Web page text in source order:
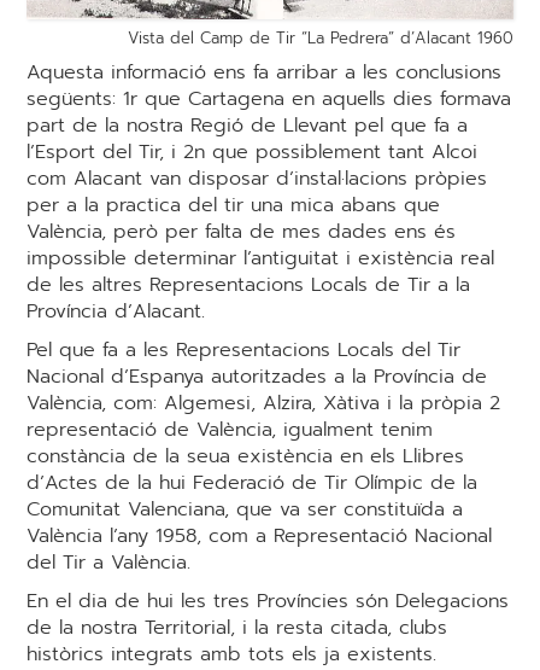
Vista del Camp de Tir “La Pedrera” d’Alacant 1960
Aquesta informació ens fa arribar a les conclusions
següents: 1r que Cartagena en aquells dies formava
part de la nostra Regió de Llevant pel que fa a
l’Esport del Tir, i 2n que possiblement tant Alcoi
com Alacant van disposar d’instal·lacions pròpies
per a la practica del tir una mica abans que
València, però per falta de mes dades ens és
impossible determinar l’antiguitat i existència real
de les altres Representacions Locals de Tir a la
Província d’Alacant.
Pel que fa a les Representacions Locals del Tir
Nacional d’Espanya autoritzades a la Província de
València, com: Algemesi, Alzira, Xàtiva i la pròpia 2
representació de València, igualment tenim
constància de la seua existència en els Llibres
d’Actes de la hui Federació de Tir Olímpic de la
Comunitat Valenciana, que va ser constituïda a
València l’any 1958, com a Representació Nacional
del Tir a València.
En el dia de hui les tres Províncies són Delegacions
de la nostra Territorial, i la resta citada, clubs
històrics integrats amb tots els ja existents.